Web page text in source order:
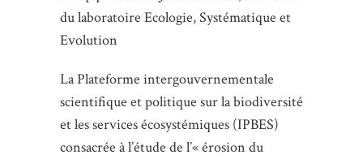
du laboratoire Ecologie, Systématique et
Evolution
La Plateforme intergouvernementale
scientifique et politique sur la biodiversité
et les services écosystémiques (IPBES)
consacrée à l’étude de l’« érosion du